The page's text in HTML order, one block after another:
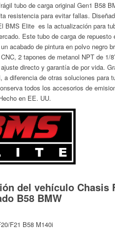
tubo de carga original Gen1 B58
resistencia para evitar fallas.
BMS Elite es la actualización para
Este tubo de carga de
acabado de pintura en polvo negro
2 tapones de metanol NPT de 1/
directo y garantía de por vida.
a diferencia de otras soluciones para
todos los accesorios de
en EE. UU.
del vehículo Chasis
B58 BMW
F21 B58 M140i